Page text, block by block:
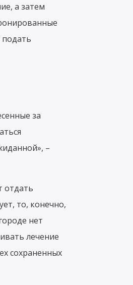
а затем
подать
за
–
отдать
то, конечно,
нет
лечение
сохраненных